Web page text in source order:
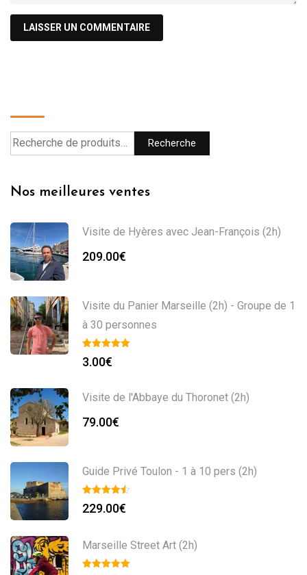
Recherche
Nos meilleures ventes
Visite de Hyères avec Jean-François (2h)
209.00€
Visite du Panier Marseille (2h) - Groupe de 1
à 30 personnes
3.00€
Visite de l'Abbaye du Thoronet (2h)
79.00€
Guide Privé Toulon - 1 à 10 pers (2h)
229.00€
Marseille Street Art (2h)